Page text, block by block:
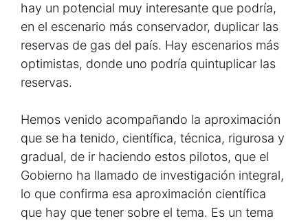
hay un potencial muy interesante que podría,
en el escenario más conservador, duplicar las
reservas de gas del país. Hay escenarios más
optimistas, donde uno podría quintuplicar las
reservas.
Hemos venido acompañando la aproximación
que se ha tenido, científica, técnica, rigurosa y
gradual, de ir haciendo estos pilotos, que el
Gobierno ha llamado de investigación integral,
lo que confirma esa aproximación científica
que hay que tener sobre el tema. Es un tema